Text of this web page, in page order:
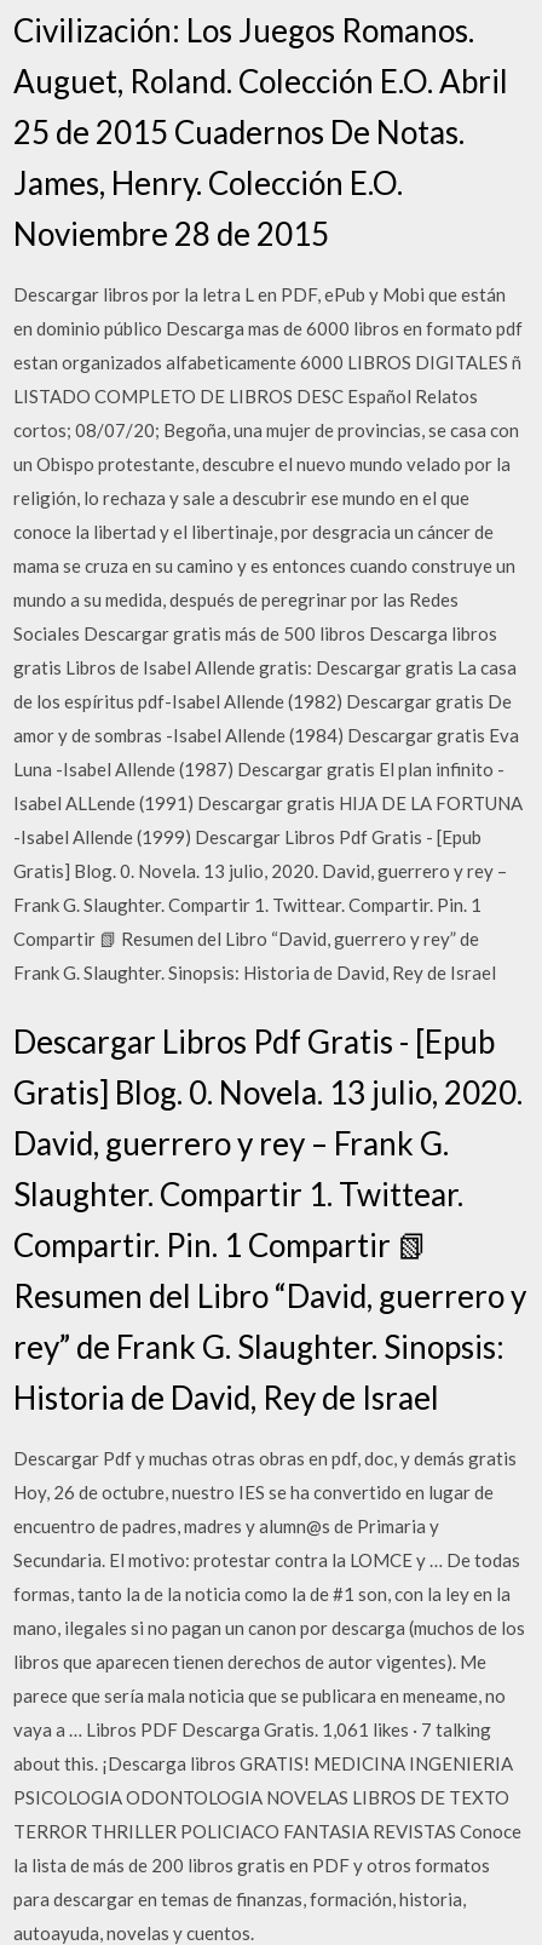
Civilización: Los Juegos Romanos.
Auguet, Roland. Colección E.O. Abril
25 de 2015 Cuadernos De Notas.
James, Henry. Colección E.O.
Noviembre 28 de 2015
Descargar libros por la letra L en PDF, ePub y Mobi que están
en dominio público Descarga mas de 6000 libros en formato pdf
estan organizados alfabeticamente 6000 LIBROS DIGITALES ñ
LISTADO COMPLETO DE LIBROS DESC Español Relatos
cortos; 08/07/20; Begoña, una mujer de provincias, se casa con
un Obispo protestante, descubre el nuevo mundo velado por la
religión, lo rechaza y sale a descubrir ese mundo en el que
conoce la libertad y el libertinaje, por desgracia un cáncer de
mama se cruza en su camino y es entonces cuando construye un
mundo a su medida, después de peregrinar por las Redes
Sociales Descargar gratis más de 500 libros Descarga libros
gratis Libros de Isabel Allende gratis: Descargar gratis La casa
de los espíritus pdf-Isabel Allende (1982) Descargar gratis De
amor y de sombras -Isabel Allende (1984) Descargar gratis Eva
Luna -Isabel Allende (1987) Descargar gratis El plan infinito -
Isabel ALLende (1991) Descargar gratis HIJA DE LA FORTUNA
-Isabel Allende (1999) Descargar Libros Pdf Gratis - [Epub
Gratis] Blog. 0. Novela. 13 julio, 2020. David, guerrero y rey –
Frank G. Slaughter. Compartir 1. Twittear. Compartir. Pin. 1
Compartir 📗 Resumen del Libro “David, guerrero y rey” de
Frank G. Slaughter. Sinopsis: Historia de David, Rey de Israel
Descargar Libros Pdf Gratis - [Epub
Gratis] Blog. 0. Novela. 13 julio, 2020.
David, guerrero y rey – Frank G.
Slaughter. Compartir 1. Twittear.
Compartir. Pin. 1 Compartir 📗
Resumen del Libro “David, guerrero y
rey” de Frank G. Slaughter. Sinopsis:
Historia de David, Rey de Israel
Descargar Pdf y muchas otras obras en pdf, doc, y demás gratis
Hoy, 26 de octubre, nuestro IES se ha convertido en lugar de
encuentro de padres, madres y alumn@s de Primaria y
Secundaria. El motivo: protestar contra la LOMCE y … De todas
formas, tanto la de la noticia como la de #1 son, con la ley en la
mano, ilegales si no pagan un canon por descarga (muchos de los
libros que aparecen tienen derechos de autor vigentes). Me
parece que sería mala noticia que se publicara en meneame, no
vaya a … Libros PDF Descarga Gratis. 1,061 likes · 7 talking
about this. ¡Descarga libros GRATIS! MEDICINA INGENIERIA
PSICOLOGIA ODONTOLOGIA NOVELAS LIBROS DE TEXTO
TERROR THRILLER POLICIACO FANTASIA REVISTAS Conoce
la lista de más de 200 libros gratis en PDF y otros formatos
para descargar en temas de finanzas, formación, historia,
autoayuda, novelas y cuentos.